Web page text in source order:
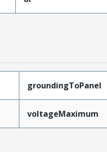
groundingToPanel
voltageMaximum